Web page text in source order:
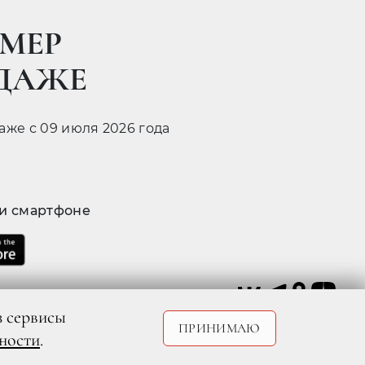
с 09 июля 2026 года
смартфоне
сервисы
.
ПРИНИМАЮ